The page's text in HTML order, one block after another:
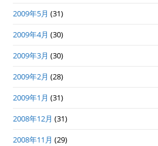
2009年5月 (31)
2009年4月 (30)
2009年3月 (30)
2009年2月 (28)
2009年1月 (31)
2008年12月 (31)
2008年11月 (29)